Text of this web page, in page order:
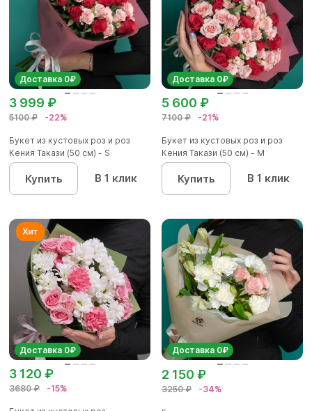
Доставка 0₽
5100 ₽ -22%
3 999 ₽
Букет из кустовых роз и роз
Кения Такази (50 см) - S
Купить В 1 клик
Доставка 0₽
7100 ₽ -21%
5 600 ₽
Букет из кустовых роз и роз
Кения Такази (50 см) - М
Купить В 1 клик
Доставка 0₽
3680 ₽ -15%
3 120 ₽
Доставка 0₽
3250 ₽ -34%
2 150 ₽